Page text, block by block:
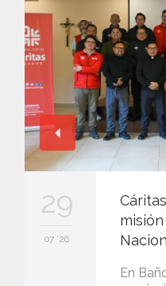
29
07 '26
En